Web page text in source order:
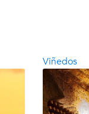
Viñedos